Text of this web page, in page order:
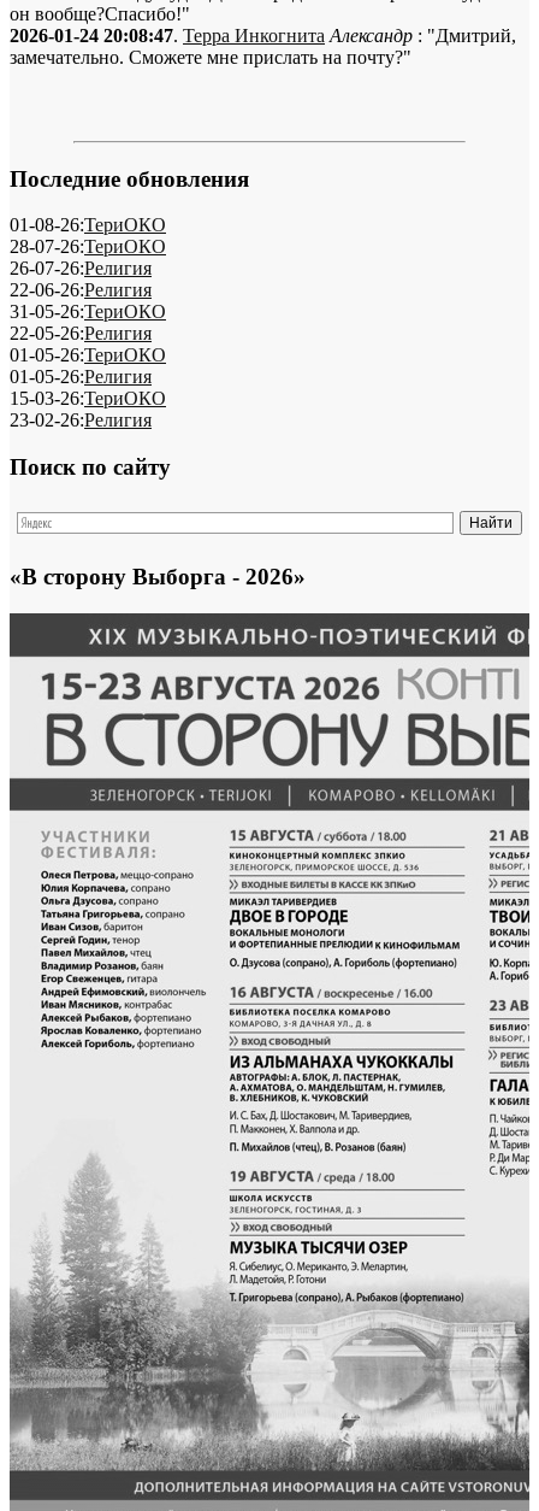
он вообще?Спасибо!"
2026-01-24 20:08:47. Терра Инкогнита Александр : "Дмитрий,
замечательно. Сможете мне прислать на почту?"
Последние обновления
01-08-26:ТериОКО
28-07-26:ТериОКО
26-07-26:Религия
22-06-26:Религия
31-05-26:ТериОКО
22-05-26:Религия
01-05-26:ТериОКО
01-05-26:Религия
15-03-26:ТериОКО
23-02-26:Религия
Поиск по сайту
«В сторону Выборга - 2026»